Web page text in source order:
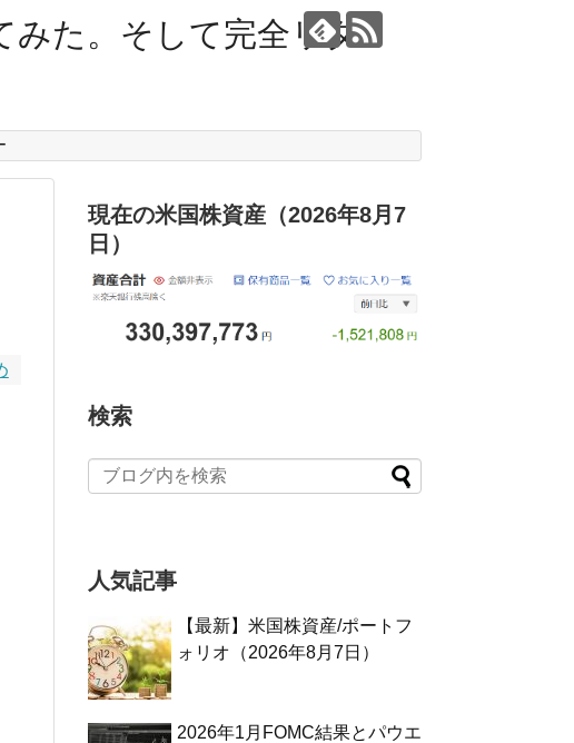
みた。そして完全リタ
現在の米国株資産（2026年8月7
日）
検索
人気記事
【最新】米国株資産/ポートフ
ォリオ（2026年8月7日）
2026年1月FOMC結果とパウエ